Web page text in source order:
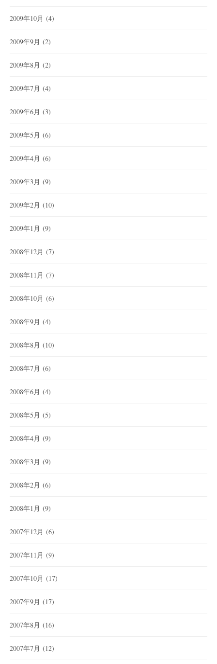
2009年10月 (4)
2009年9月 (2)
2009年8月 (2)
2009年7月 (4)
2009年6月 (3)
2009年5月 (6)
2009年4月 (6)
2009年3月 (9)
2009年2月 (10)
2009年1月 (9)
2008年12月 (7)
2008年11月 (7)
2008年10月 (6)
2008年9月 (4)
2008年8月 (10)
2008年7月 (6)
2008年6月 (4)
2008年5月 (5)
2008年4月 (9)
2008年3月 (9)
2008年2月 (6)
2008年1月 (9)
2007年12月 (6)
2007年11月 (9)
2007年10月 (17)
2007年9月 (17)
2007年8月 (16)
2007年7月 (12)